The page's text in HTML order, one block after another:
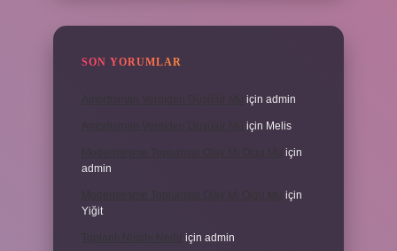
SON YORUMLAR
için admin
için Melis
için
admin
için
Yiğit
için admin